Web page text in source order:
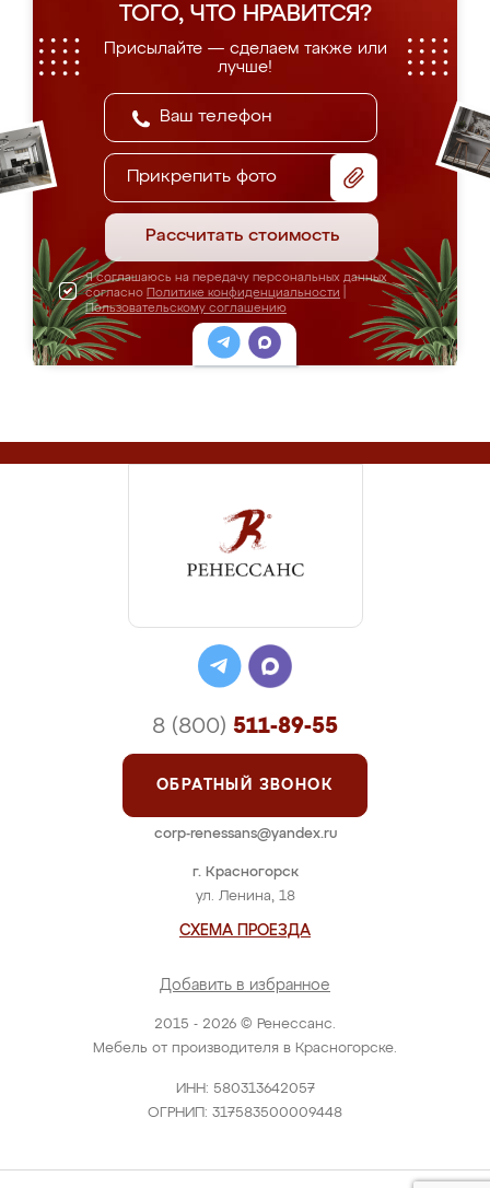
ТОГО, ЧТО НРАВИТСЯ?
Присылайте — сделаем также или
лучше!
Прикрепить фото
Рассчитать стоимость
Я соглашаюсь на передачу персональных данных
согласно Политике конфиденциальности
Пользовательскому соглашению
2015 - 2026 © Ренессанс.
Мебель от производителя в Красногорске.
ИНН: 580313642057
ОГРНИП: 317583500009448
г. Красногорск
ул. Ленина, 18
СХЕМА ПРОЕЗДА
Добавить в избранное
8 (800) 511-89-55
ОБРАТНЫЙ ЗВОНОК
corp-renessans@yandex.ru